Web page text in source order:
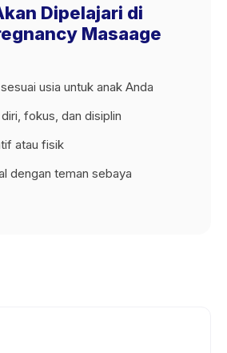
Dipelajari di
Masaage
usia untuk anak Anda
fokus, dan disiplin
atau fisik
dengan teman sebaya